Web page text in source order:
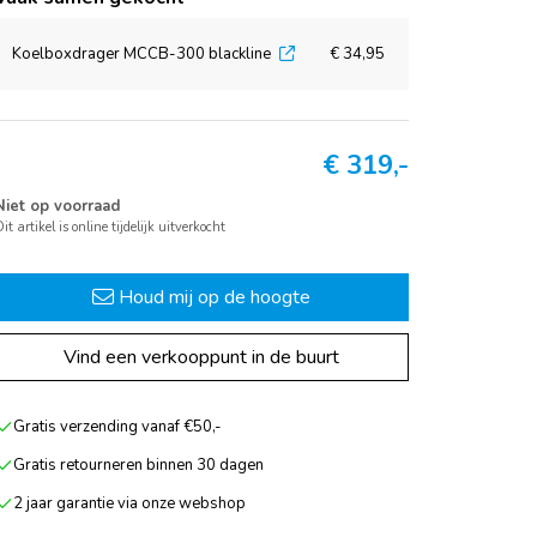
Koelboxdrager MCCB-300 blackline € 34,95
€ 319,-
op voorraad
artikel is online tijdelijk uitverkocht
Houd mij op de hoogte
Vind een verkooppunt in de buurt
Gratis verzending vanaf €50,-
Gratis retourneren binnen 30 dagen
2 jaar garantie via onze webshop